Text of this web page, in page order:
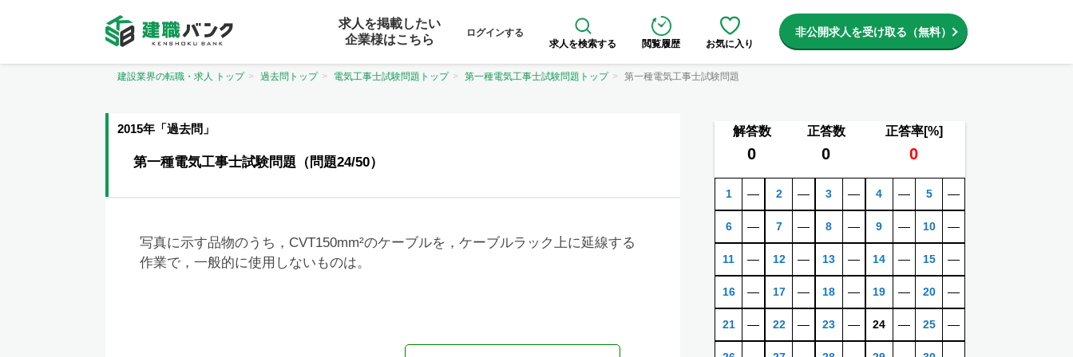
求人を掲載したい
企業様はこちら
ログインする
求人を検索する
閲覧履歴 お気に入り
非公開求人を受け取る（無料）
建設業界の転職・求人 トップ 過去問トップ 電気工事士試験問題トップ 第一種電気工事士試験問題トップ 第一種電気工事士試験問題
2015年「過去問」
第一種電気工事士試験問題（問題24/50）
写真に示す品物のうち，CVT150mm²のケーブルを，ケーブルラック上に延線する
作業で，一般的に使用しないものは。
解答数 正答数 正答率[%]
0 0 0
1 ―
6 ―
11 ―
16 ―
21 ―
2 ―
7 ―
12 ―
17 ―
22 ―
3 ―
8 ―
13 ―
18 ―
23 ―
4 ―
9 ―
14 ―
19 ―
24 ―
5 ―
10 ―
15 ―
20 ―
25 ―